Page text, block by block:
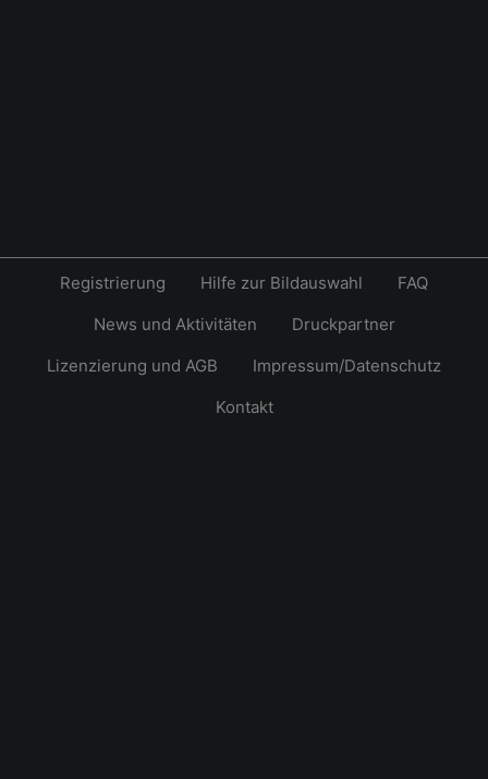
Registrierung Hilfe zur Bildauswahl
FAQ
News und Aktivitäten
Druckpartner
Lizenzierung und AGB
Impressum/Datenschutz
Kontakt